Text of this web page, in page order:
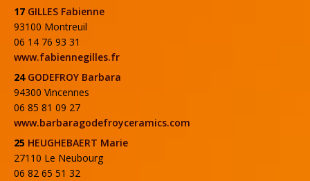
17 GILLES Fabienne
93100 Montreuil
06 14 76 93 31
www.fabiennegilles.fr
24 GODEFROY Barbara
94300 Vincennes
06 85 81 09 27
www.barbaragodefroyceramics.com
25 HEUGHEBAERT Marie
27110 Le Neubourg
06 82 65 51 32